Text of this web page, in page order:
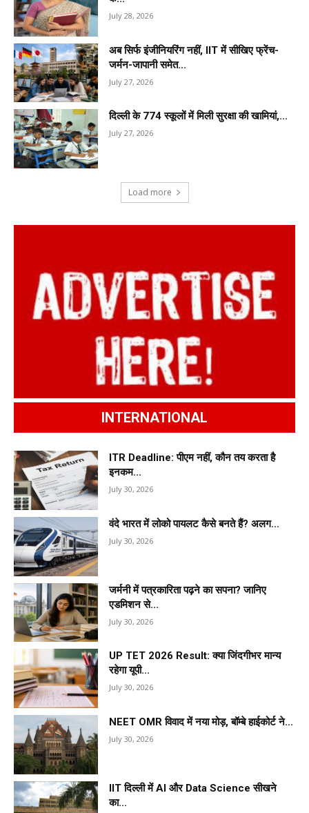
July 28, 2026
अब सिर्फ इंजीनियरिंग नहीं, IIT में सीखिए फ्रेंच-
जर्मन-जापानी समेत...
July 27, 2026
दिल्ली के 774 स्कूलों में मिली सुरक्षा की खामियां,...
July 27, 2026
Load more
INTERNATIONAL
ITR Deadline: पीएम नहीं, कौन तय करता है
इनकम...
July 30, 2026
वंदे भारत में लोको पायलट कैसे बनते हैं? अलग...
July 30, 2026
जर्मनी में पत्रकारिता पढ़ने का सपना? जानिए
एडमिशन से...
July 30, 2026
UP TET 2026 Result: क्या जिंदगीभर मान्य
रहेगा यूपी...
July 30, 2026
NEET OMR विवाद में नया मोड़, बॉम्बे हाईकोर्ट ने...
July 30, 2026
IIT दिल्ली में AI और Data Science सीखने
का...